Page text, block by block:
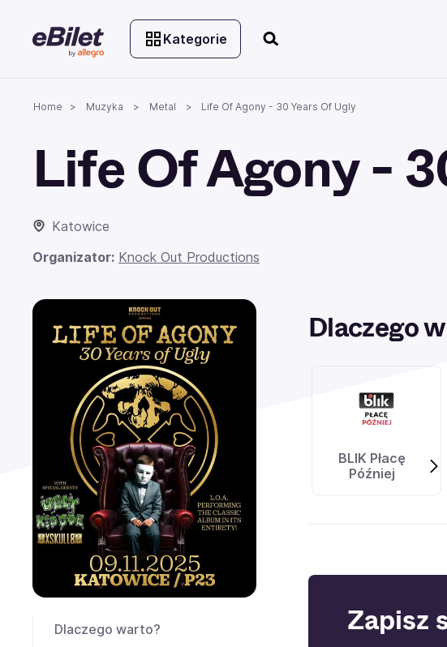
Kategorie
Home Muzyka Metal Life Of Agony - 30 Years Of Ugly
Life Of Agony -
Katowice
Organizator: Knock Out Productions
Dlaczego warto?
Dlaczego
BLIK Płacę
Później
Zapisz